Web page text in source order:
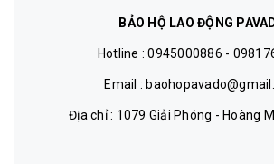
BẢO HỘ LAO ĐỘNG
Hotline : 0945000886 -
Email :
Địa chỉ : 1079 Giải Phóng - Hoàng